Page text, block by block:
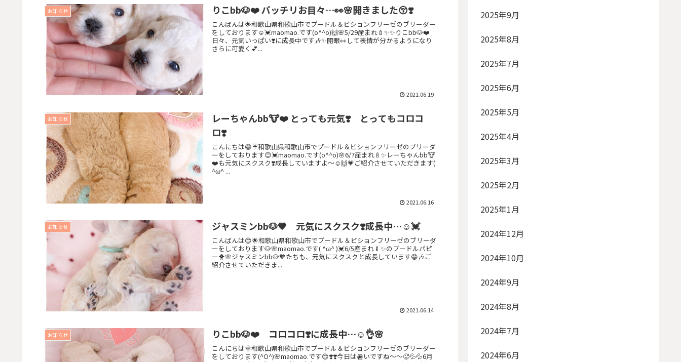
お知らせ りこbb🐶❤️ パッチリお目々…👀🌸開きました😚❣️
こんばんは🌟和歌山県和歌山市でプードル＆ビションフリーゼのブリーダー
をしております☺️💓maomao.です(o^^o)🙌🌸5/29産まれ🍼✨✨りこbb🐶❤️
日々、元気いっぱい❣️に成長中です🎶✨開眼👀して表情が分かるようになり
さらに可愛く💕...
2021.06.19
お知らせ
レーちゃんbb🐮❤️ とっても元気❣️ とってもコロコ
ロ❣️
こんにちは😁☔️和歌山県和歌山市でプードル＆ビションフリーゼのブリーダ
ーをしております😊💓maomao.です(o^^o)🌸6/7産まれ🍼✨レーちゃんbb🐮
❤️も元気にスクスク❣️成長していますよ〜☺️🙌💗ご紹介させていただきます(
^ω^ ...
2021.06.16
お知らせ ジャスミンbb🐶🧡 元気にスクスク❣️成長中…☺️💓
こんばんは😊🌟和歌山県和歌山市でプードル＆ビションフリーゼのブリーダ
ーをしております🐶🌸maomao.です( ^ω^ )💓6/5産まれ🍼✨のプードルパピ
ー🐥🌸ジャスミンbb🐶🧡たちも、元気にスクスクと成長しています😁🎶ご
紹介させていただきま...
2021.06.14
お知らせ りこbb🐶❤️ コロコロ❣️に成長中…☺️👌🌸
こんにちは🌞和歌山県和歌山市でプードル＆ビションフリーゼのブリーダー
をしております(^O^)🌸maomao.です😊❣️❣️今日は暑いですね〜〜🥵💦💦6月
2025年9月
2025年8月
2025年7月
2025年6月
2025年5月
2025年4月
2025年3月
2025年2月
2025年1月
2024年12月
2024年10月
2024年9月
2024年8月
2024年7月
2024年6月